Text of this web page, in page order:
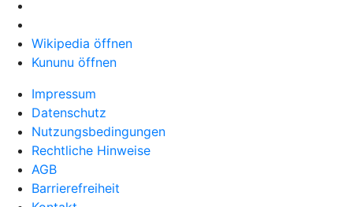
Wikipedia öffnen
Kununu öffnen
Impressum
Datenschutz
Nutzungsbedingungen
Rechtliche Hinweise
AGB
Barrierefreiheit